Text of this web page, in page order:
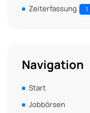
Zeiterfassung 1
Navigation
Start
Jobbörsen